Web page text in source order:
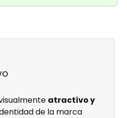
atractivo y
de la marca